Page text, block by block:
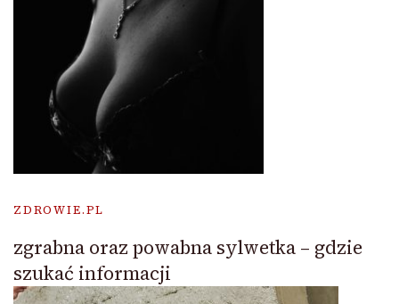
ZDROWIE.PL
zgrabna oraz powabna sylwetka – gdzie
szukać informacji